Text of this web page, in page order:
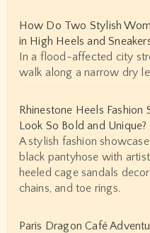
How Do Two Stylish
in High Heels and
In a flood-affected city
walk along a narrow dry
Rhinestone Heels
Look So Bold and Unique?
A stylish fashion
black pantyhose with
heeled cage sandals
chains, and toe rings.
Paris Dragon Café